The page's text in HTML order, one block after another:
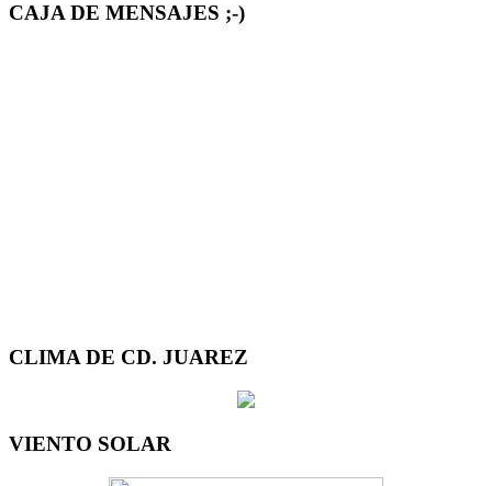
CAJA DE MENSAJES ;-)
CLIMA DE CD. JUAREZ
VIENTO SOLAR